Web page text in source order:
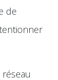
de